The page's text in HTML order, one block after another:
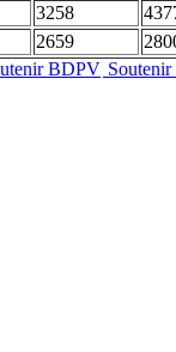
3258
2659
Soutenir